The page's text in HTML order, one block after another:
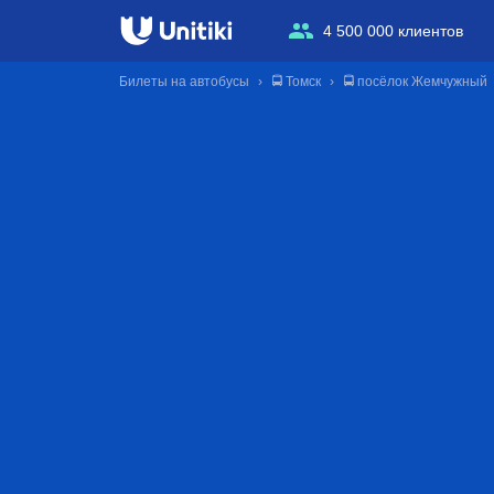
4 500 000 клиентов
Билеты на автобусы 🚍 Томск 🚍 посёлок Жемчужный